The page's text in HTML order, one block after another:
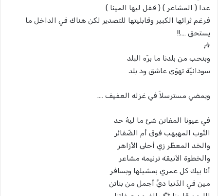
عدا ( المشاعر ) ( قفل ليها المينا )
فرغم ثرائها الكبير وقابليتها للتصدير لكن هناك في الداخل ما
يستحق ….!!
🎶
وبنحب من بلدنا ما برّه البلد
سودانيّة تهوَى عاشق ود بلد
ويمضي مسترسلاً في غزله العفيف ….
في عيونا المفاتن شئ ما ليهُ حد
التّوب المهبهب فوق أم الضّفائر
والخد المعطّر زي أحلى الأزاهر
والخطوة الأنيقة ترنيمة مشاعر
أنا بيك كل عمري بمشيلها وبسافر
مين في الدّنيا ديَّ أجمل من بناتن